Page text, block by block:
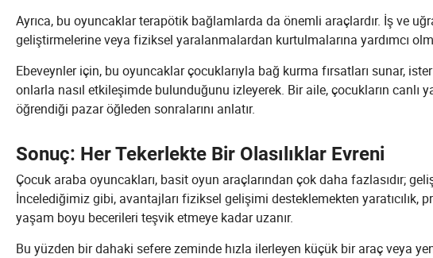
Ayrıca, bu oyuncaklar terapötik bağlamlarda da önemli araçlardır. İş ve
geliştirmelerine veya fiziksel yaralanmalardan kurtulmalarına yardımcı
Ebeveynler için, bu oyuncaklar çocuklarıyla bağ kurma fırsatları sunar,
onlarla nasıl etkileşimde bulunduğunu izleyerek. Bir aile, çocukların canlı
öğrendiği pazar öğleden sonralarını anlatır.
Sonuç: Her Tekerlekte Bir Olasılıklar Evreni
Çocuk araba oyuncakları, basit oyun araçlarından çok daha fazlasıdır;
İncelediğimiz gibi, avantajları fiziksel gelişimi desteklemekten yaratıcılık,
yaşam boyu becerileri teşvik etmeye kadar uzanır.
Bu yüzden bir dahaki sefere zeminde hızla ilerleyen küçük bir araç veya